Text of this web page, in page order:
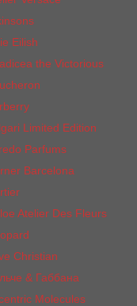
Eilish
the Victorious
Limited Edition
Parfums
Barcelona
Atelier Des Fleurs
Christian
& Габбана
Molecules